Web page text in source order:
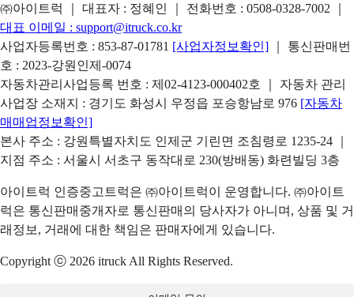
㈜아이트럭 ｜ 대표자 : 정혜인 ｜ 전화번호 : 0508-0328-7002
대표 이메일 : support@itruck.co.kr
사업자등록번호 : 853-87-01781 [사업자정보확인]
｜ 통신판매번
호 : 2023-강원인제-0074
자동차관리사업등록 번호 : 제02-4123-000402호 ｜ 자동차 관리
사업장 소재지 : 경기도 화성시 우정읍 포승항남로 976 [자동차
매매업정보확인]
본사 주소 : 강원특별자치도 인제군 기린면 조침령로 1235-24 ｜
지점 주소 : 서울시 서초구 동작대로 230(방배동) 화련빌딩 3층
아이트럭 인증중고트럭은 ㈜아이트럭이 운영합니다. ㈜아이트
럭은 통신판매중개자로 통신판매의 당사자가 아니며, 상품 및 거
래정보, 거래에 대한 책임은 판매자에게 있습니다.
Copyright ⓒ 2026 itruck All Rights Reserved.